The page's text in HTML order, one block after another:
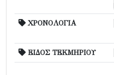
ΧΡΟΝΟΛΟΓΙΑ
ΕΙΔΟΣ ΤΕΚΜΗΡΙΟΥ